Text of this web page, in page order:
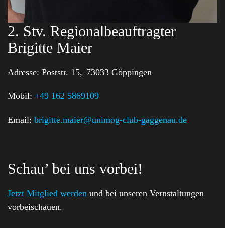
2. Stv. Regionalbeauftragter
Brigitte Maier
Adresse: Poststr. 15, 73033 Göppingen
Mobil: +49 162 5869109
Email: brigitte.maier@unimog-club-gaggenau.de
Schau’ bei uns vorbei!
Jetzt Mitglied werden und bei unseren Vernstaltungen
vorbeischauen.